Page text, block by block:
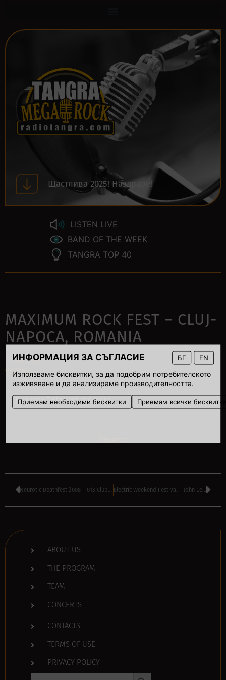
ИНФОРМАЦИЯ ЗА СЪГЛАСИЕ БГ EN
Използваме бисквитки, за да подобрим потребителското
изживяване и да анализираме производителността.
Приемам необходими бисквитки Приемам всички
Щастлива 2025! Наздраве!
LISTEN LIVE
BAND OF THE WEEK
TANGRA TOP 40
MAXIMUM ROCK FEST – CLUJ-
NAPOCA, ROMANIA
30 May 2008
00:00
Featuring Testament and more.
Neurotic Deathfest 2008 – 013 Club, Tilburg, Holland Electric Weekend Festival – John Lennon Auditorium, Getafe, Spain
ABOUT US
THE PROGRAM
TEAM
CONCERTS
CONTACTS
TERMS OF USE
PRIVACY POLICY
Search Button